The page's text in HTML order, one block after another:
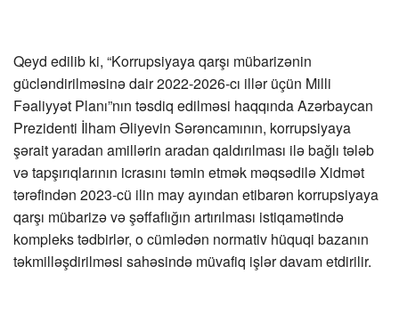
Qeyd edilib ki, “Korrupsiyaya qarşı mübarizənin
gücləndirilməsinə dair 2022-2026-cı illər üçün Milli
Fəaliyyət Planı”nın təsdiq edilməsi haqqında Azərbaycan
Prezidenti İlham Əliyevin Sərəncamının, korrupsiyaya
şərait yaradan amillərin aradan qaldırılması ilə bağlı tələb
və tapşırıqlarının icrasını təmin etmək məqsədilə Xidmət
tərəfindən 2023-cü ilin may ayından etibarən korrupsiyaya
qarşı mübarizə və şəffaflığın artırılması istiqamətində
kompleks tədbirlər, o cümlədən normativ hüquqi bazanın
təkmilləşdirilməsi sahəsində müvafiq işlər davam etdirilir.